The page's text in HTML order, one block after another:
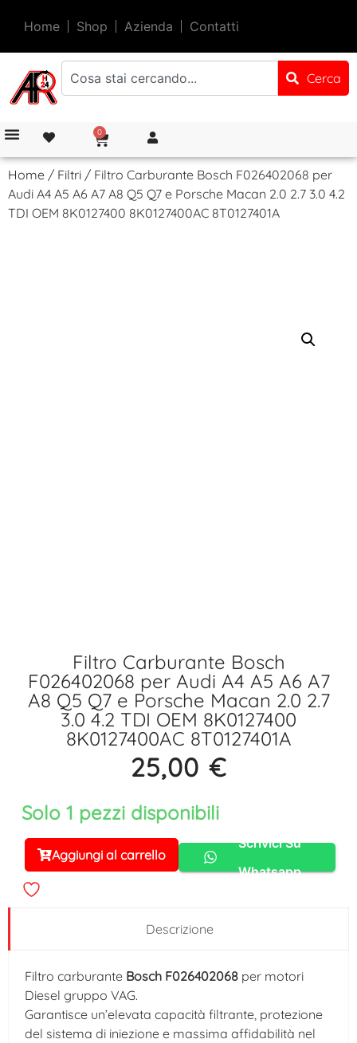
Home Shop Azienda Contatti
Cerca
0
Home / Filtri / Filtro Carburante Bosch F026402068 per
Audi A4 A5 A6 A7 A8 Q5 Q7 e Porsche Macan 2.0 2.7 3.0 4.2
TDI OEM 8K0127400 8K0127400AC 8T0127401A
Filtro Carburante Bosch
F026402068 per Audi A4 A5 A6 A7
A8 Q5 Q7 e Porsche Macan 2.0 2.7
3.0 4.2 TDI OEM 8K0127400
8K0127400AC 8T0127401A
25,00 €
Solo 1 pezzi disponibili
Aggiungi al carrello
Alternative:
Scrivici Su
Whatsapp
Descrizione
Filtro carburante Bosch F026402068 per motori
Diesel gruppo VAG.
Garantisce un’elevata capacità filtrante, protezione
del sistema di iniezione e massima affidabilità nel